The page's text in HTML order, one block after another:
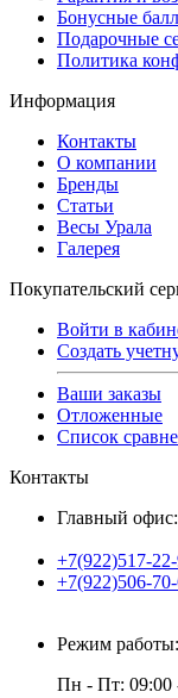
Бонусные
Подарочные
Политика
Информация
Контакты
О компании
Бренды
Статьи
Весы Урала
Галерея
Покупательский
Войти в
Создать
Ваши заказы
Отложенные
Список
Контакты
Главный
+7(922)517-
+7(922)506-
Режим работы:
Пн - Пт: 09:00